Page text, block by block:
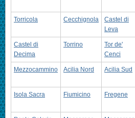
Torricola Cecchignola
Castel di
Leva
Castel di
Decima
Torrino
Tor de'
Cenci
Mezzocammino Acilia Nord Acilia Sud
Isola Sacra Fiumicino Fregene